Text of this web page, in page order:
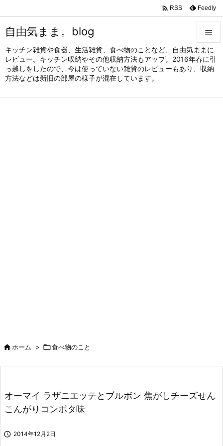
自由気まま。blog
キッチン雑貨や食器、生活雑貨、食べ物のことなど、自由気ままに
レビュー。キッチン収納やその他収納方法もアップ。2016年春に引
っ越しをしたので、今は使っていない雑貨のレビューもあり、収納
方法などは新旧の部屋の様子が混在しています。


メニュ
 RSS Feedly
ホーム > 食べ物のこと
オーマイ ラザニエッテとブルボン 焦がしチーズせん
こんがりコンポタ味
 2014年12月2日